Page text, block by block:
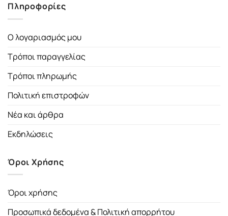
Πληροφορίες
Ο λογαριασμός μου
Τρόποι παραγγελίας
Τρόποι πληρωμής
Πολιτική επιστροφών
Νέα και άρθρα
Εκδηλώσεις
Όροι Χρήσης
Όροι χρήσης
Προσωπικά δεδομένα & Πολιτική απορρήτου